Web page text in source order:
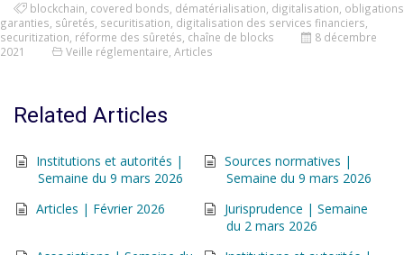
blockchain covered bonds dématérialisation digitalisation obligations
garanties sûretés securitisation digitalisation des services financiers
securitization réforme des sûretés chaîne de blocks
8 décembre
2021
Veille réglementaire Articles
Related Articles
Institutions et autorités |
Semaine du 9 mars 2026
Sources normatives |
Semaine du 9 mars 2026
Articles | Février 2026
Jurisprudence | Semaine
du 2 mars 2026